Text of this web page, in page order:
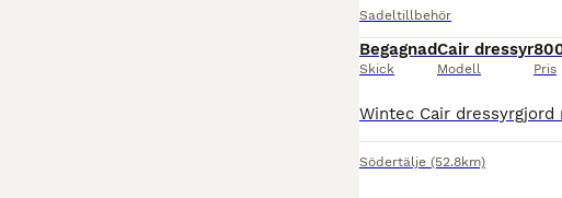
Sadeltillbehör
Begagnad
Skick
Cair dressyr
Modell Pris
Södertälje (52.8km)